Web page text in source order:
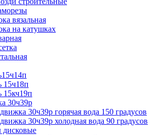
вязальная
на катушках
15ч18п
15кч19п
30ч39р
30ч39р горячая вода 150 градусов
30ч39р холодная вода 90 градусов
дисковые